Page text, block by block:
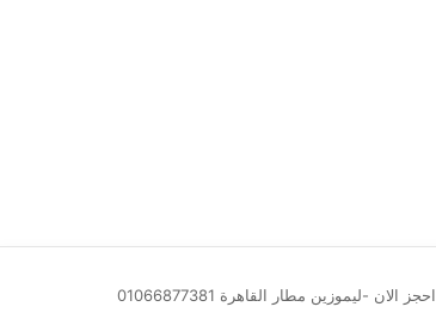
احجز الان -ليموزين مطار القاهرة 01066877381